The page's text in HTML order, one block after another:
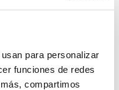
para personalizar
funciones de redes
compartimos